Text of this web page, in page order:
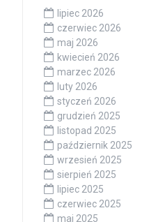
lipiec 2026
czerwiec 2026
maj 2026
kwiecień 2026
marzec 2026
luty 2026
styczeń 2026
grudzień 2025
listopad 2025
październik 2025
wrzesień 2025
sierpień 2025
lipiec 2025
czerwiec 2025
maj 2025